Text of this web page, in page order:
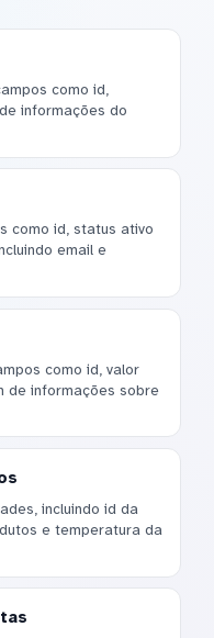
como id,
informações do
como id, status ativo
email e
como id, valor
de informações sobre
incluindo id da
e temperatura da